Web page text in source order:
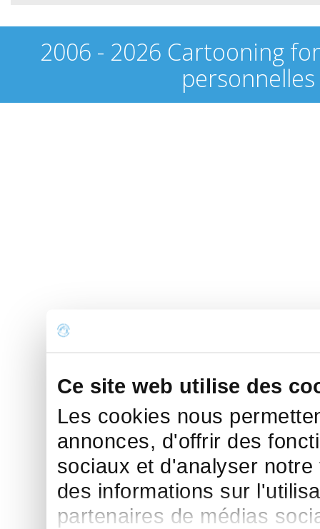
Ce site web utilise des
Les cookies nous
annonces, d'offrir des
sociaux et d'analyser
des informations sur
partenaires de médias
2006 - 2026 Cartooning
personnelles